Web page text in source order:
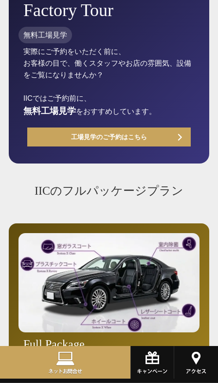
Factory Tour
無料工場見学
実際にご予約をいただく前に、
お客様の目で、働くスタッフやお店の雰囲気、設備
をご覧になりませんか？
IICではご予約前に、
無料工場見学をおすすめしています。
工場見学のご予約はこちら
IICのフルパッケージプラン
Full Package
フルパッケージ
メイン施工（ボディコーティング）に